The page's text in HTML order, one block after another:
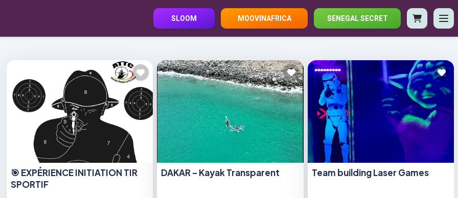
SLOOM MOOVINAFRICA SENEGAL SECRET
🎯 EXPÉRIENCE INITIATION TIR
SPORTIF
DAKAR – Kayak Transparent Team building Laser Games